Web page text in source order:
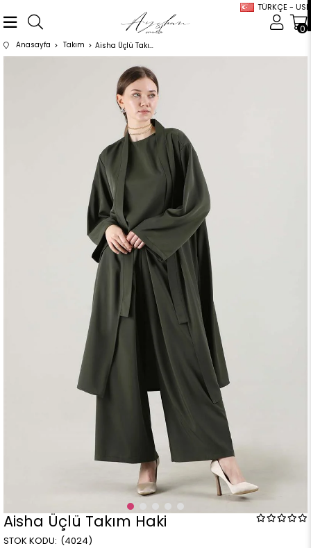
TÜRKÇE - USD
0
Anasayfa Takım Aisha Üçlü Takım Haki
Aisha Üçlü Takım Haki
(4024)